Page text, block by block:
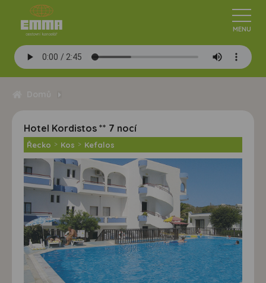
Hotel Kordistos ** 7 nocí
Řecko > Kos > Kefalos